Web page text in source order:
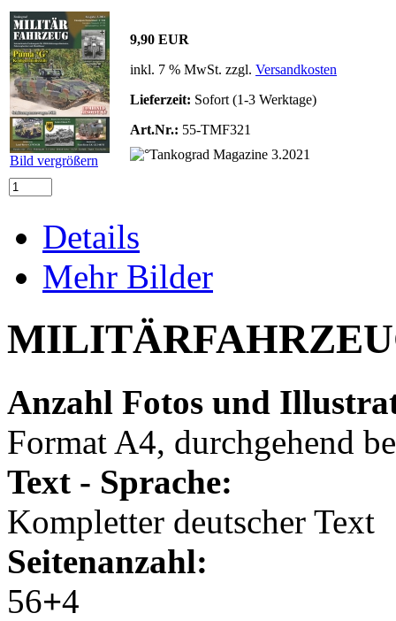
Bild vergrößern
9,90 EUR
inkl. 7 % MwSt. zzgl. Versandkosten
Lieferzeit: Sofort (1-3 Werktage)
Art.Nr.: 55-TMF321
Details
Mehr Bilder
Anzahl Fotos und
Format A4, durchgehend
Text - Sprache:
Kompletter deutscher Text
Seitenanzahl:
56+4